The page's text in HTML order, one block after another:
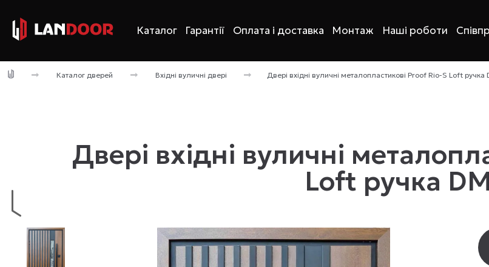
Каталог Гарантії Оплата і доставка Монтаж Наші роботи
Каталог дверей Вхідні вуличні двері Двері вхідні вуличні металопластикові Proof Rio-S Loft ручка
Двері вхідні вуличні
Loft ручка